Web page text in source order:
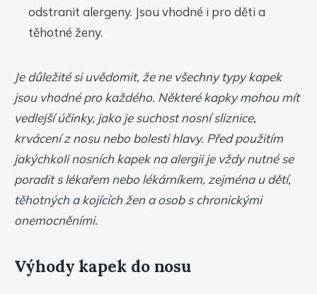
odstranit alergeny. Jsou vhodné i pro děti a
těhotné ženy.
Je důležité si uvědomit, že ne všechny typy kapek
jsou vhodné pro každého. Některé kapky mohou mít
vedlejší účinky, jako je suchost nosní sliznice,
krvácení z nosu nebo bolesti hlavy. Před použitím
jakýchkoli nosních kapek na alergii je vždy nutné se
poradit s lékařem nebo lékárníkem, zejména u dětí,
těhotných a kojících žen a osob s chronickými
onemocněními.
Výhody kapek do nosu